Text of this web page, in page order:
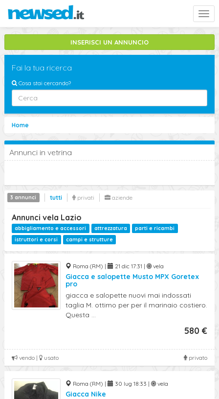
INSERISCI UN ANNUNCIO
Fai la tua ricerca
Cosa stai cercando?
Lazio (regione)
vela
Sottocategorie
cerca
Home
Annunci in vetrina
tutti privati aziende
3 annunci
Annunci vela Lazio
abbigliamento e accessori attrezzatura
parti e ricambi
istruttori e corsi
campi e strutture
Roma (RM) | 21 dic 17:31 | vela
Giacca e salopette Musto MPX Goretex
pro
giacca e salopette nuovi mai indossati
taglia M. ottimo per per il marinaio costiero.
Questa ...
580 €
privato
vendo | usato
Roma (RM) | 30 lug 18:33 | vela
Giacca Nike